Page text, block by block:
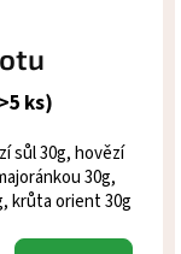
ks)
sůl 30g, hovězí
30g,
krůta orient 30g